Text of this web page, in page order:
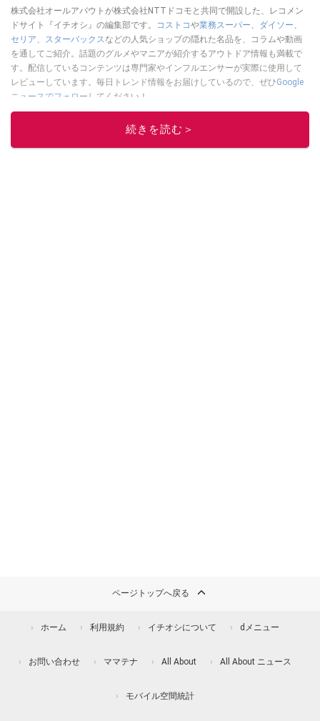
株式会社オールアバウトが株式会社NTTドコモと共同で開設した、レコメン
ドサイト『イチオシ』の編集部です。
コストコや業務スーパー ダイソー
セリア
スターバックス などの人気ショップの隠れた名品を、コラムや動画
を通してご紹介。話題のグルメやマニアが紹介するアウトドア情報も満載で
す。配信しているコンテンツは専門家やインフルエンサーが実際に使用して
レビューしています。毎日トレンド情報をお届けしているので、ぜひGoogle
ニュースでフォロー してください！
続きを読む＞
ページトップへ戻る
ホーム 利用規約 イチオシについて dメニュー
お問い合わせ ママテナ All About All About ニュース
モバイル空間統計